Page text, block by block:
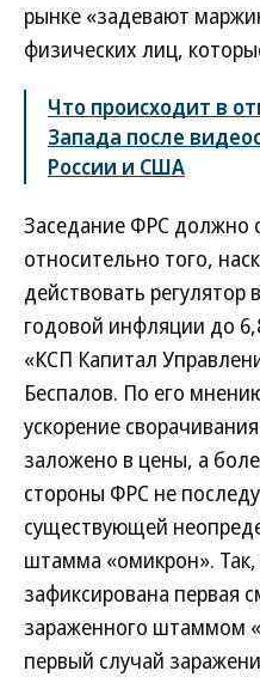
рынке «задевают
физических лиц,
Что происходит в
Запада после
России и США
Заседание ФРС должно
относительно того,
действовать регулятор
годовой инфляции до
«КСП Капитал
Беспалов. По его
ускорение
заложено в цены, а
стороны ФРС не
существующей
штамма «омикрон».
зафиксирована первая
зараженного штаммом
первый случай